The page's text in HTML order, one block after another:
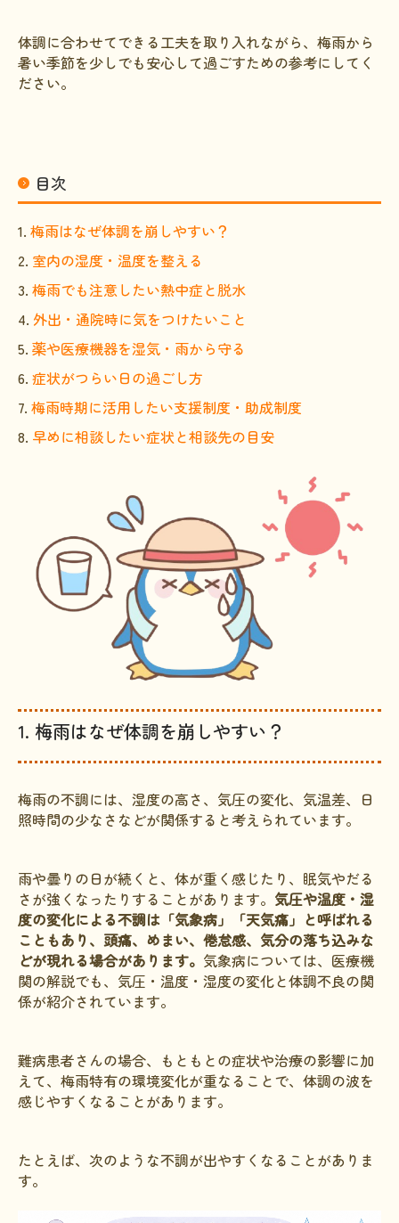
お問合せ
難病患者さんの生活と治療に関する実態調査
体調に合わせてできる工夫を取り入れながら、梅雨から
暑い季節を少しでも安心して過ごすための参考にしてく
ださい。
目次
1. 梅雨はなぜ体調を崩しやすい？
2. 室内の湿度・温度を整える
3. 梅雨でも注意したい熱中症と脱水
4. 外出・通院時に気をつけたいこと
5. 薬や医療機器を湿気・雨から守る
6. 症状がつらい日の過ごし方
7. 梅雨時期に活用したい支援制度・助成制度
8. 早めに相談したい症状と相談先の目安
1. 梅雨はなぜ体調を崩しやすい？
梅雨の不調には、湿度の高さ、気圧の変化、気温差、日
照時間の少なさなどが関係すると考えられています。
雨や曇りの日が続くと、体が重く感じたり、眠気やだる
さが強くなったりすることがあります。 気圧や温度・湿
度の変化による不調は「気象病」「天気痛」と呼ばれる
こともあり、頭痛、めまい、倦怠感、気分の落ち込みな
どが現れる場合があります。 気象病については、医療機
関の解説でも、気圧・温度・湿度の変化と体調不良の関
係が紹介されています。
難病患者さんの場合、もともとの症状や治療の影響に加
えて、梅雨特有の環境変化が重なることで、体調の波を
感じやすくなることがあります。
たとえば、次のような不調が出やすくなることがありま
す。